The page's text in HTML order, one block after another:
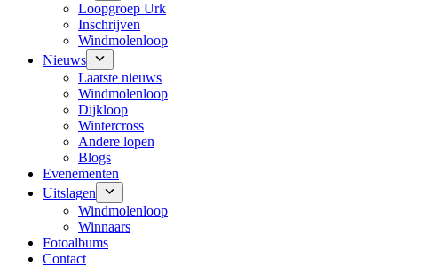
Loopgroep Urk
Inschrijven
Windmolenloop
Nieuws
Laatste nieuws
Windmolenloop
Dijkloop
Wintercross
Andere lopen
Blogs
Evenementen
Uitslagen
Windmolenloop
Winnaars
Fotoalbums
Contact